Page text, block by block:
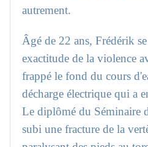
autrement.
Âgé de 22 ans, Frédérik
exactitude de la violence
frappé le fond du cours
décharge électrique qui a
Le diplômé du Séminaire
subi une fracture de la